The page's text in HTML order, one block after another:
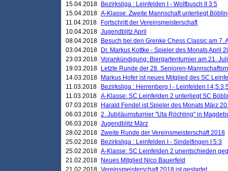
15.04.2018
Bezirksliga : Leinfelden I - Wolfbusch II 3:5
15.04.2018 A-Klasse: Zweite Mannschaft unterliegt
11.04.2018
Fortschritt der Vereinsmeisterschaft
10.04.2018 Jugendblitz April
08.04.2018
Besuch bei den Grenke Chess Classic am 7.
03.04.2018
Dr. Markus Kottke - Spieler des Monats April
23.03.2018 Vorankündigung: Biergartenturnier am 21.
19.03.2018
Letzte Runde der 28. Senioren-
14.03.2018
Markus Hofer ist neues Mitglied des SC
11.03.2018
Bezirksliga : Herrenberg I - Leinfelden I
11.03.2018 A-Klasse: SC Leinfelden 2 unterliegt SC
07.03.2018
Harald Fendel ist Spieler des Monats März
06.03.2018 2. Jubiläumsturnier "Uta Röchling" in
06.03.2018 Jugendblitz März
28.02.2018 Zweite Runde der Vereinsmeisterschaft 2018
25.02.2018
Bezirksliga : Leinfelden I - Sindelfingen I 5:3
25.02.2018 A-Klasse: SC Leinfelden 2 unentschieden
21.02.2018
Neues Mitglied Nico Bauerfeld
21.02.2018 Vereinsmeisterschaft 2018 ist gestartet